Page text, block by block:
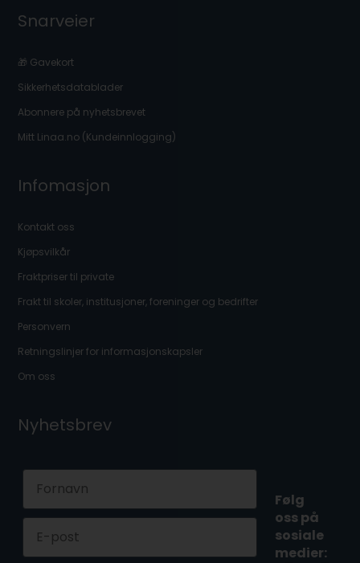
Snarveier
🎁 Gavekort
Sikkerhetsdatablader
Abonnere på nyhetsbrevet
Mitt Linaa.no (Kundeinnlogging)
Infomasjon
Kontakt oss
Kjøpsvilkår
Fraktpriser til private
Frakt til skoler, institusjoner, foreninger og bedrifter
Personvern
Retningslinjer for informasjonskapsler
Om oss
Nyhetsbrev
Følg
oss på
sosiale
medier: